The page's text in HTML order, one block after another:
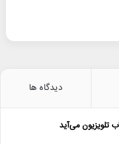
دیدگاه ها
تلویزیون می‌آید